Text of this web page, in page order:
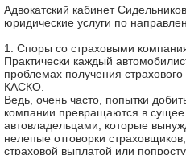
Адвокатский кабинет
юридические услуги по
1. Споры со страховыми
Практически каждый
проблемах получения
КАСКО.
Ведь, очень часто, попытки
компании превращаются в сущее
автовладельцами, которые
нелепые отговорки
страховой выплатой или попросту